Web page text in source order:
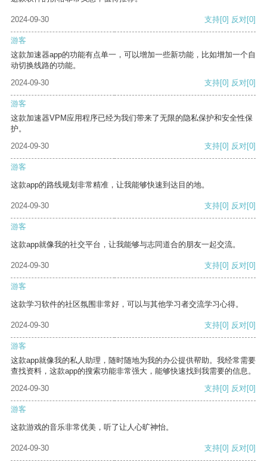
2024-09-30 支持[0] 反对[0]
游客
这款加速器app的功能有点单一，可以增加一些新功能，比如增加一个自
动切换线路的功能。
2024-09-30
支持[0] 反对[0]
游客
这款加速器VPM应用程序已经为我们带来了无限的隐私保护和安全性保
护。
2024-09-30
支持[0] 反对[0]
游客
这款app的路线规划非常精准，让我能够快速到达目的地。
2024-09-30 支持[0] 反对[0]
游客
这款app就像我的社交平台，让我能够与志同道合的朋友一起交流。
2024-09-30 支持[0] 反对[0]
游客
这款学习软件的社区氛围非常好，可以与其他学习者交流学习心得。
2024-09-30 支持[0] 反对[0]
游客
这款app就像我的私人助理，随时随地为我的办公提供帮助。我经常需要
查找资料，这款app的搜索功能非常强大，能够快速找到我需要的信息。
2024-09-30
支持[0] 反对[0]
游客
这款游戏的音乐非常优美，听了让人心旷神怡。
2024-09-30 支持[0] 反对[0]